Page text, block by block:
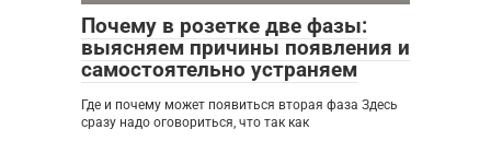
Почему в розетке две фазы:
выясняем причины появления и
самостоятельно устраняем
Где и почему может появиться вторая фаза Здесь
сразу надо оговориться, что так как